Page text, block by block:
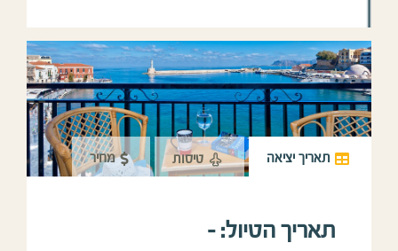
תאריך יציאה טיסות מחיר
תאריך הטיול: -